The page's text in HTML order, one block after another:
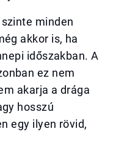
minden
akkor is, ha
időszakban. A
ez nem
akarja a drága
hosszú
egy ilyen rövid,